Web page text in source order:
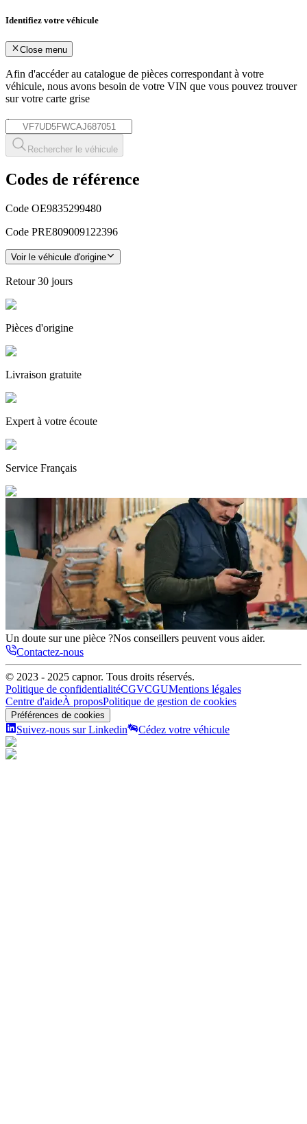
Identifiez votre véhicule
Close menu
Afin d'accéder au catalogue de pièces correspondant à votre
véhicule, nous avons besoin de votre VIN que vous pouvez trouver
sur votre carte grise
*
Rechercher le véhicule
Codes de référence
Code OE9835299480
Code PRE809009122396
Voir le véhicule d'origine
Retour30 jours
Pièces d'origine
Livraison gratuite
Expert à votre écoute
Service Français
Un doute sur une pièce ?Nos conseillers peuvent vous aider.
Contactez-nous
© 2023 - 2025 capnor. Tous droits réservés.
Politique de confidentialitéCGVCGUMentions légales
Centre d'aideÀ proposPolitique de gestion de cookies
Préférences de cookies
Suivez-nous sur Linkedin Cédez votre véhicule